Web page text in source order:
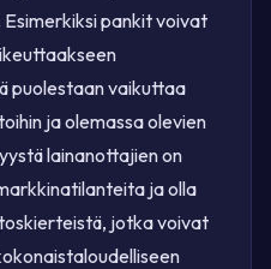
pankit voivat
puolestaan vaikuttaa
ja olemassa olevien
lainanottajien on
ja olla
jotka voivat